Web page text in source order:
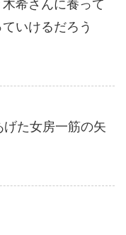
希さんに養って
いけるだろう
た女房一筋の矢